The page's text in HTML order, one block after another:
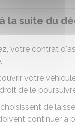
la suite du
votre contrat
votre
de le
de
continuer à